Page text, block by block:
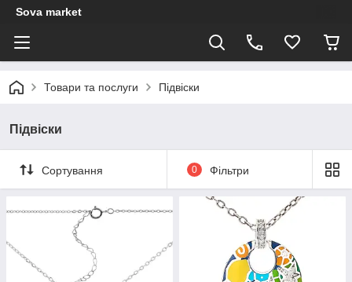
Sova market
Товари та послуги Підвіски
Підвіски
Сортування 0 Фільтри